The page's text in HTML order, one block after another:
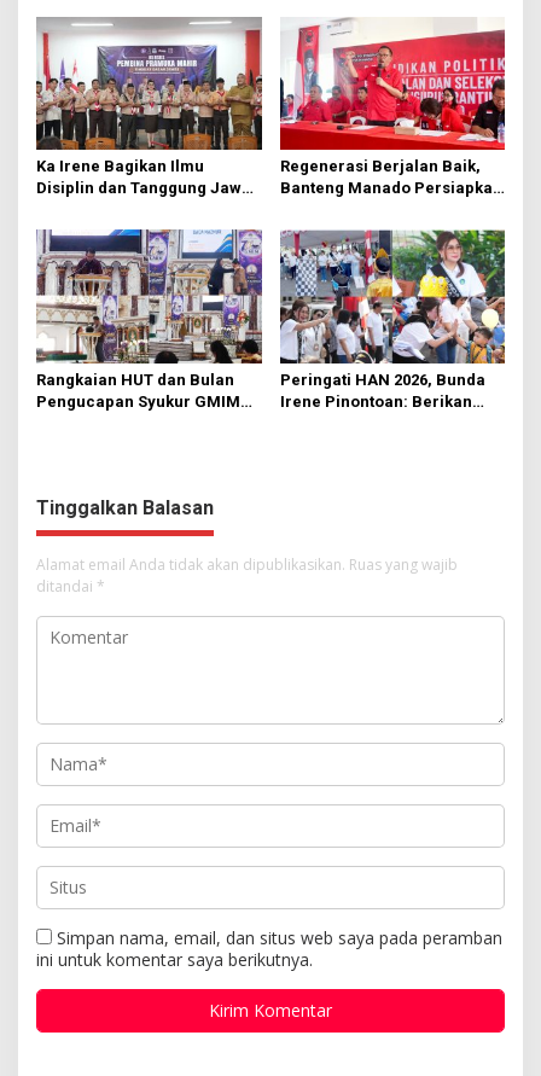
Ka Irene Bagikan Ilmu
Disiplin dan Tanggung Jawab
Manado
Regenerasi Berjalan Baik,
Banteng Manado Persiapkan
Rumput
Rangkaian HUT dan Bulan
Pengucapan Syukur GMIM
Peringati HAN 2026, Bunda
Irene Pinontoan: Berikan
Tinggalkan Balasan
Alamat email Anda tidak akan dipublikasikan. Ruas yang wajib
ditandai *
Simpan nama, email, dan situs web saya pada peramban
ini untuk komentar saya berikutnya.